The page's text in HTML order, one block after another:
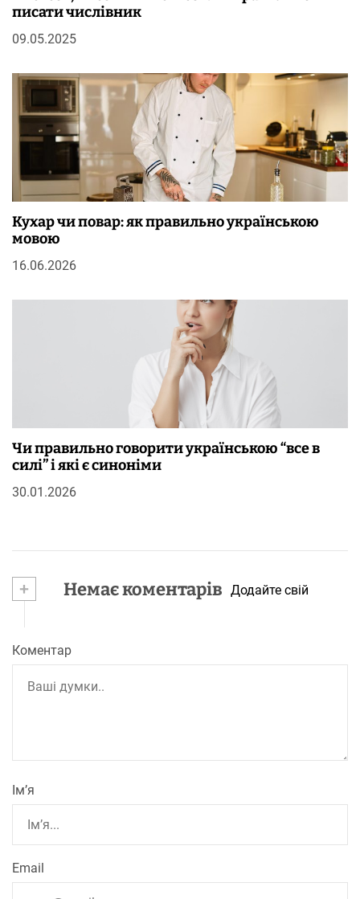
писати числівник
09.05.2025
Кухар чи повар: як правильно українською
мовою
16.06.2026
Чи правильно говорити українською “все в
силі” і які є синоніми
30.01.2026
+ Немає коментарів Додайте свій
Коментар
Ім’я
Email